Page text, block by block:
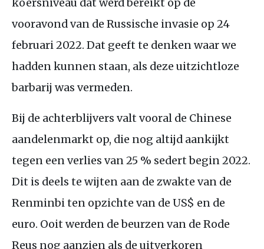
vooravond van de Russische invasie op 24
februari 2022. Dat geeft te denken waar we
hadden kunnen staan, als deze uitzichtloze
barbarij was vermeden.
Bij de achterblijvers valt vooral de Chinese
aandelenmarkt op, die nog altijd aankijkt
tegen een verlies van 25 % sedert begin 2022.
Dit is deels te wijten aan de zwakte van de
Renminbi ten opzichte van de US$ en de
euro. Ooit werden de beurzen van de Rode
Reus nog aanzien als de uitverkoren